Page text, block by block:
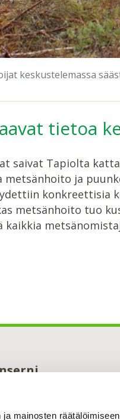
mainosten
keskustelemassa
tietoa
saivat Tapiolta
metsänhoito ja
konkreettisia
metsänhoito tuo
kaikkia